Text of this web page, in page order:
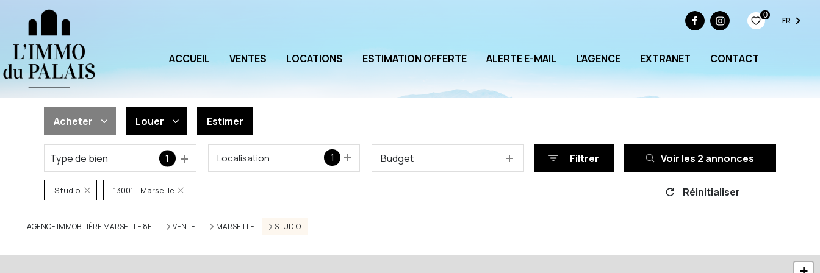
0
FR
ACCUEIL VENTES LOCATIONS ESTIMATION OFFERTE ALERTE E-MAIL L'AGENCE EXTRANET CONTACT
Acheter
De l'ancien
De l'immo pro
Louer
à l'année
De l'immo pro
Estimer
Type de bien 1 1
Localisation Budget Filtrer Voir les 2 annonces
Studio 13001 - Marseille Réinitialiser
AGENCE IMMOBILIÈRE MARSEILLE 8E VENTE MARSEILLE STUDIO